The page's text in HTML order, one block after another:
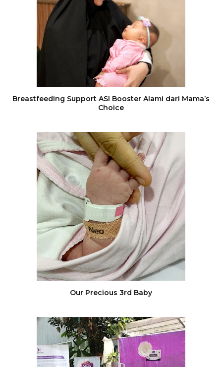
Breastfeeding Support ASI Booster Alami dari Mama’s
Choice
Our Precious 3rd Baby